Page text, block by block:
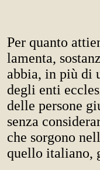
Per quanto
lamenta,
abbia, in più di
degli enti
delle persone
senza
che sorgono
quello italiano,